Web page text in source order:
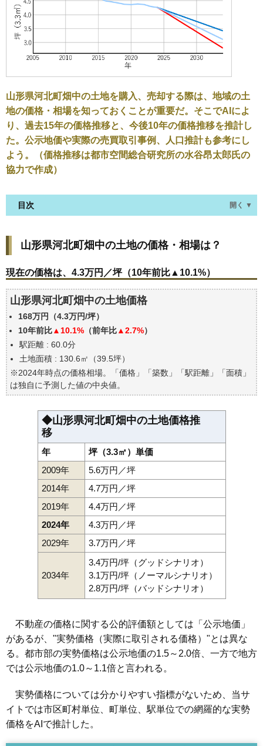
山形県河北町畑中の土地を購入、売却する際は、地域の土
地の価格・相場を知っておくことが重要だ。そこでAIによ
り、過去15年の価格推移と、今後10年の価格推移を推計し
た。公示地価や実際の売買取引事例、人口推計も参考にし
よう。（価格推移は都市空間総合研究所の水谷昂太郎氏の
協力で作成）
目次 開く ▼
現在の価格は、4.3万円／坪（10年前比▲10.1%）
価格を詳細に分析しよう
山形県河北町畑中の土地の過去の売買事例
公示地価はいくら
エリアの将来性を人口予想から検討しよう
自分の年収でいくらの不動産が買える？
山形県河北町畑中の土地の価格・相場は？
現在の価格は、4.3万円／坪（10年前比▲10.1%）
山形県河北町畑中の土地価格
168万円（4.3万円/坪）
10年前比▲10.1% （前年比▲2.7%）
駅距離 : 60.0分
土地面積 : 130.6㎡（39.5坪）
※2024年時点の価格相場。「価格」「築数」「駅距離」「面積」
は独自に予測した値の中央値。
◆山形県河北町畑中の土地価格推
移
年
坪（3.3㎡）単価
2009年
5.6万円／坪
2014年
4.7万円／坪
2019年
4.4万円／坪
2024年
4.3万円／坪
2029年
3.7万円／坪
2034年
3.4万円/坪（グッドシナリオ）
3.1万円/坪（ノーマルシナリオ）
2.8万円/坪（バッドシナリオ）
不動産の価格に関する公的評価額としては「公示地価」
があるが、"実勢価格（実際に取引される価格）"とは異な
る。都市部の実勢価格は公示地価の1.5～2.0倍、一方で地方
では公示地価の1.0～1.1倍と言われる。
実勢価格については分かりやすい指標がないため、当サ
イトでは市区町村単位、町単位、駅単位での網羅的な実勢
価格をAIで推計した。